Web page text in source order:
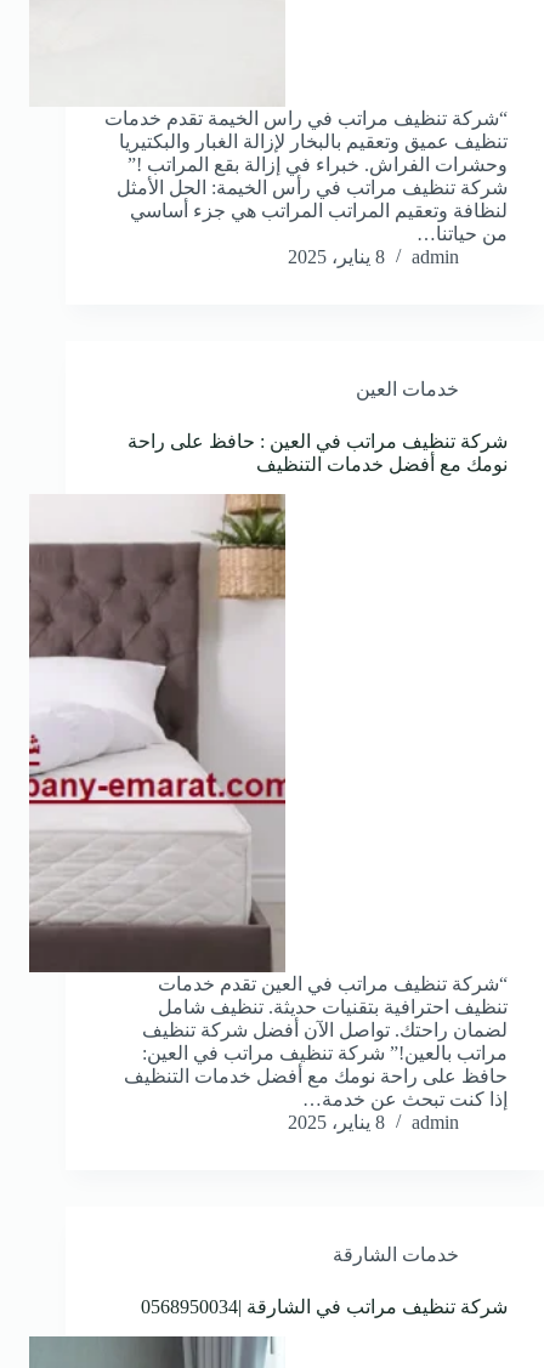
“شركة تنظيف مراتب في راس الخيمة تقدم خدمات
تنظيف عميق وتعقيم بالبخار لإزالة الغبار والبكتيريا
وحشرات الفراش. خبراء في إزالة بقع المراتب !”
شركة تنظيف مراتب في رأس الخيمة: الحل الأمثل
لنظافة وتعقيم المراتب المراتب هي جزء أساسي
من حياتنا…
admin
8 يناير، 2025
خدمات العين
شركة تنظيف مراتب في العين : حافظ على راحة
نومك مع أفضل خدمات التنظيف
“شركة تنظيف مراتب في العين تقدم خدمات
تنظيف احترافية بتقنيات حديثة. تنظيف شامل
لضمان راحتك. تواصل الآن أفضل شركة تنظيف
مراتب بالعين!” شركة تنظيف مراتب في العين:
حافظ على راحة نومك مع أفضل خدمات التنظيف
إذا كنت تبحث عن خدمة…
admin
8 يناير، 2025
خدمات الشارقة
شركة تنظيف مراتب في الشارقة |0568950034